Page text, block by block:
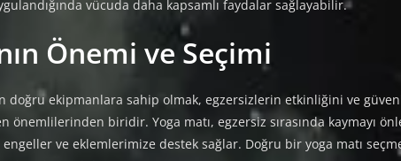
vücuda daha kapsamlı faydalar sağlayabilir.
Önemi ve Seçimi
doğru ekipmanlara sahip olmak, egzersizlerin etkinliğini ve
önemlilerinden biridir. Yoga matı, egzersiz sırasında kaymayı
ve eklemlerimize destek sağlar. Doğru bir yoga matı